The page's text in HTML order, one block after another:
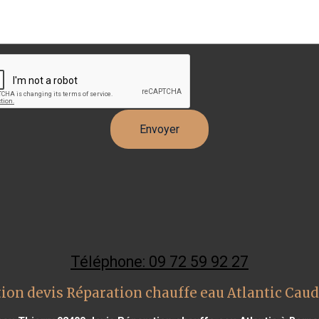
Téléphone: 09 72 59 92 27
devis Réparation chauffe eau Atlantic